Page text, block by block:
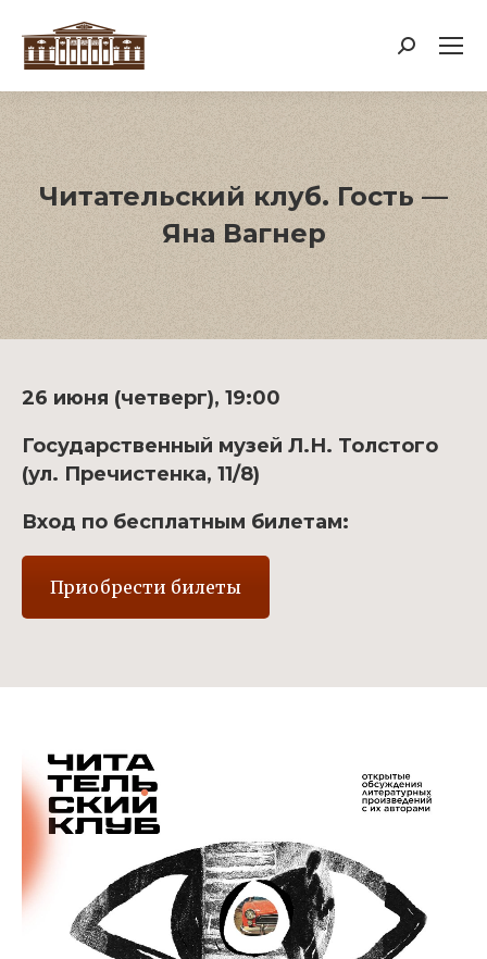
Поиск:
Читательский клуб. Гость —
Яна Вагнер
26 июня (четверг), 19:00
Государственный музей Л.Н. Толстого
(ул. Пречистенка, 11/8)
Вход по бесплатным билетам:
Приобрести билеты